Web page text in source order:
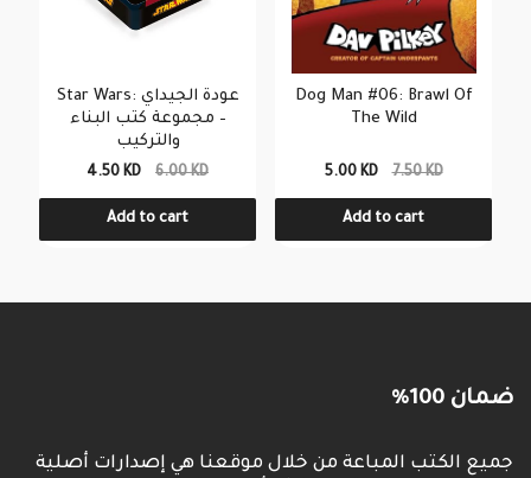
Star Wars: عودة الجيداي
– مجموعة كتب البناء
والتركيب
4.50 KD 6.00 KD
Add to cart
Dog Man #06: Brawl Of
The Wild
5.00 KD 7.50 KD
Add to cart
ضمان 100%
جميع الكتب المباعة من خلال موقعنا هي إصدارات أصلية